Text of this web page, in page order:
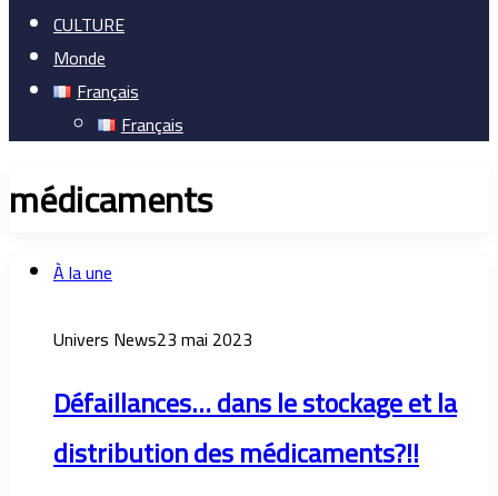
CULTURE
Monde
Français
Français
médicaments
À la une
Univers News23 mai 2023
Défaillances… dans le stockage et la
distribution des médicaments?!!